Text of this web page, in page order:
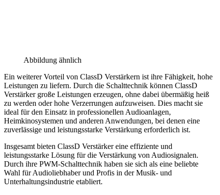
Abbildung ähnlich
Ein weiterer Vorteil von ClassD Verstärkern ist ihre Fähigkeit, hohe
Leistungen zu liefern. Durch die Schalttechnik können ClassD
Verstärker große Leistungen erzeugen, ohne dabei übermäßig heiß
zu werden oder hohe Verzerrungen aufzuweisen. Dies macht sie
ideal für den Einsatz in professionellen Audioanlagen,
Heimkinosystemen und anderen Anwendungen, bei denen eine
zuverlässige und leistungsstarke Verstärkung erforderlich ist.
Insgesamt bieten ClassD Verstärker eine effiziente und
leistungsstarke Lösung für die Verstärkung von Audiosignalen.
Durch ihre PWM-Schalttechnik haben sie sich als eine beliebte
Wahl für Audioliebhaber und Profis in der Musik- und
Unterhaltungsindustrie etabliert.